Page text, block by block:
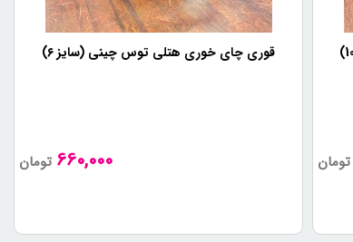
تومان
قوری چای خوری هتلی توس چینی (سایز ۶)
660,000 تومان